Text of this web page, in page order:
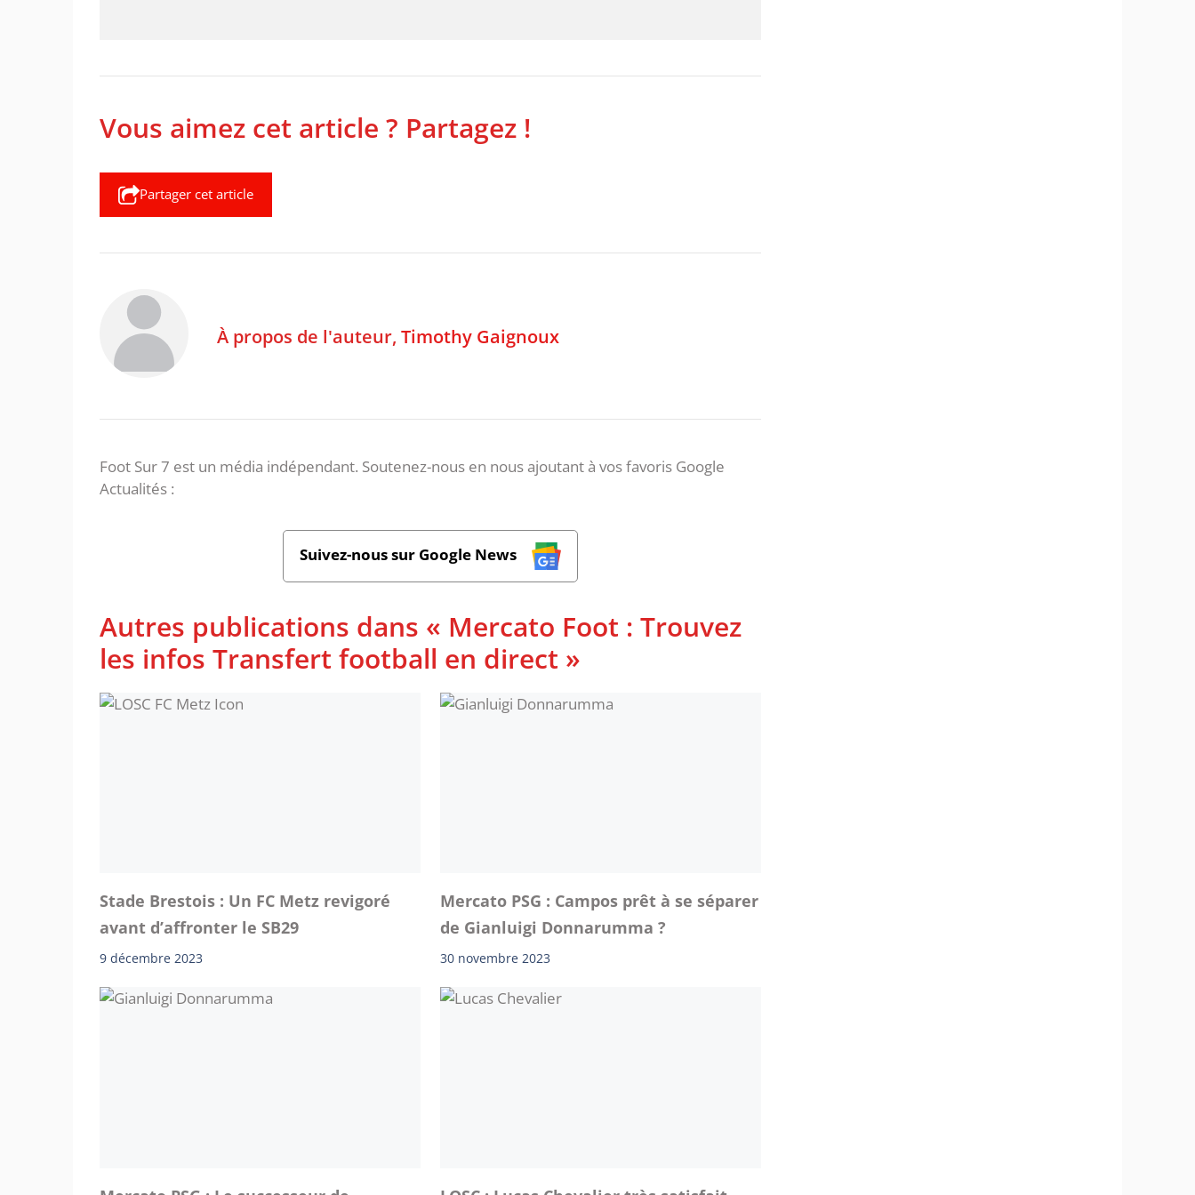
Vous aimez cet article ? Partagez !
Partager cet article
À propos de l'auteur, Timothy Gaignoux
Foot Sur 7 est un média indépendant. Soutenez-nous en nous ajoutant à vos favoris Google
Actualités :
Suivez-nous sur Google News
Autres publications dans « Mercato Foot : Trouvez
les infos Transfert football en direct »
Stade Brestois : Un FC Metz revigoré
avant d’affronter le SB29
9 décembre 2023
Mercato PSG : Campos prêt à se séparer
de Gianluigi Donnarumma ?
30 novembre 2023